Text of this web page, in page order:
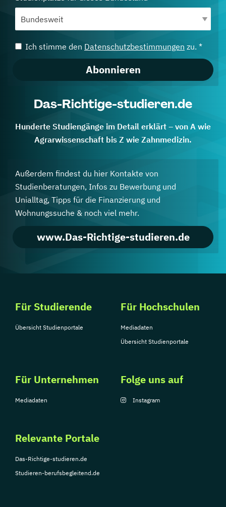
Ich stimme den Datenschutzbestimmungen zu. *
Abonnieren
Das-Richtige-studieren.de
Hunderte Studiengänge im Detail erklärt – von A wie
Agrarwissenschaft bis Z wie Zahnmedizin.
Außerdem findest du hier Kontakte von
Studienberatungen, Infos zu Bewerbung und
Unialltag, Tipps für die Finanzierung und
Wohnungssuche & noch viel mehr.
www.Das-Richtige-studieren.de
Für Studierende
Übersicht Studienportale
Für Hochschulen
Mediadaten
Übersicht Studienportale
Für Unternehmen
Mediadaten
Relevante Portale
Das-Richtige-studieren.de
Studieren-berufsbegleitend.de
Folge uns auf
Instagram